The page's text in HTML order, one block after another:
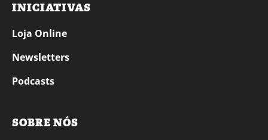
INICIATIVAS
Loja Online
Newsletters
Podcasts
SOBRE NÓS